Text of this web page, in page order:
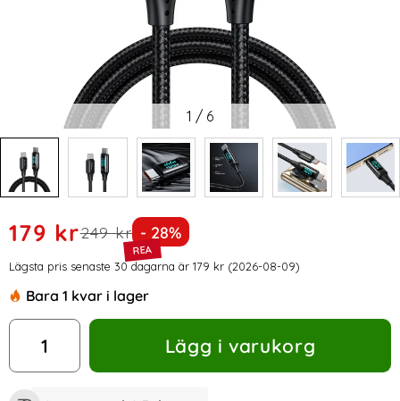
1 / 6
Handla denna produkt Mcdodo 1.2m 100W USB-C - USB-C
rea pris
179 krtidigare pris
249 kr Priset är nedsatt med
- 28%
Prishistorik
Lägsta pris senaste 30 dagarna är 179 kr (2026-08-09)
Bara 1 kvar i lager
antal
Lägg i varukorg